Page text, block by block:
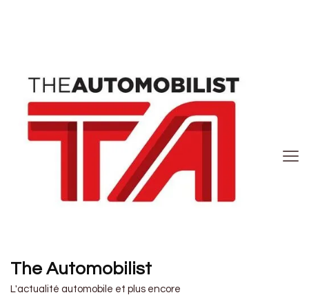
The Automobilist
L'actualité automobile et plus encore